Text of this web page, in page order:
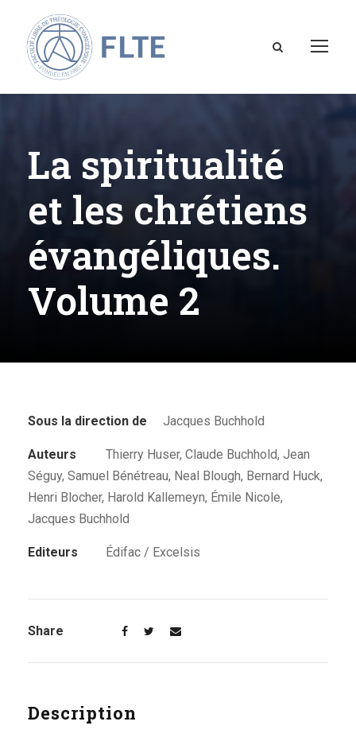
La spiritualité
et les chrétiens
évangéliques.
Volume 2
Sous la direction de Jacques Buchhold
Auteurs
Thierry Huser, Claude Buchhold, Jean
Séguy, Samuel Bénétreau, Neal Blough, Bernard Huck,
Henri Blocher, Harold Kallemeyn, Émile Nicole,
Jacques Buchhold
Editeurs Édifac / Excelsis
Share
Description